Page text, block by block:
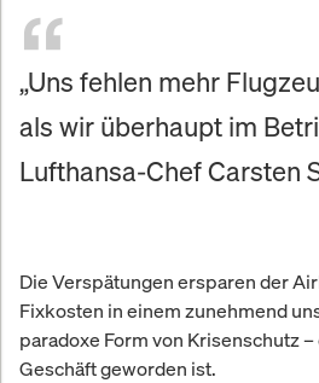
„Uns fehlen mehr
als wir überhaupt im
Lufthansa-Chef Carsten
Die Verspätungen ersparen der
Fixkosten in einem zunehmend
paradoxe Form von Krisenschutz
Geschäft geworden ist.